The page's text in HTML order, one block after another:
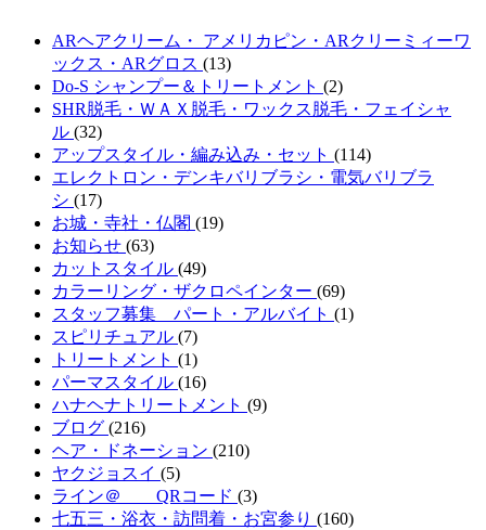
ARヘアクリーム・ アメリカピン・ARクリーミィーワ
ックス・ARグロス (13)
Do-S シャンプー＆トリートメント (2)
SHR脱毛・ＷＡＸ脱毛・ワックス脱毛・フェイシャ
ル (32)
アップスタイル・編み込み・セット (114)
エレクトロン・デンキバリブラシ・電気バリブラ
シ (17)
お城・寺社・仏閣 (19)
お知らせ (63)
カットスタイル (49)
カラーリング・ザクロペインター (69)
スタッフ募集 パート・アルバイト (1)
スピリチュアル (7)
トリートメント (1)
パーマスタイル (16)
ハナヘナトリートメント (9)
ブログ (216)
ヘア・ドネーション (210)
ヤクジョスイ (5)
ライン＠ QRコード (3)
七五三・浴衣・訪問着・お宮参り (160)